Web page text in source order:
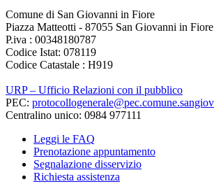
Comune di San Giovanni in Fiore
Piazza Matteotti - 87055 San Giovanni in
P.iva : 00348180787
Codice Istat: 078119
Codice Catastale : H919
URP – Ufficio Relazioni con il pubblico
PEC:
Centralino unico: 0984 977111
Leggi le FAQ
Prenotazione appuntamento
Segnalazione disservizio
Richiesta assistenza